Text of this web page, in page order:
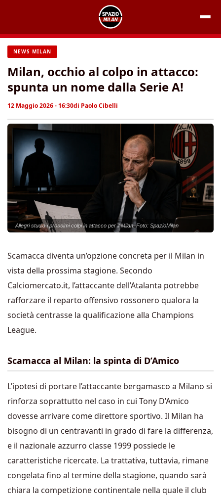
contenuto
NEWS MILAN
Milan, occhio al colpo in attacco:
spunta un nome dalla Serie A!
12 Maggio 2026 - 16:30di Paolo Cibelli
Allegri studia i prossimi colpi in attacco per il Milan. Foto: SpazioMilan
Scamacca diventa un’opzione concreta per il Milan in
vista della prossima stagione. Secondo
Calciomercato.it, l’attaccante dell’Atalanta potrebbe
rafforzare il reparto offensivo rossonero qualora la
società centrasse la qualificazione alla Champions
League.
Scamacca al Milan: la spinta di D’Amico
L’ipotesi di portare l’attaccante bergamasco a Milano si
rinforza soprattutto nel caso in cui Tony D’Amico
dovesse arrivare come direttore sportivo. Il Milan ha
bisogno di un centravanti in grado di fare la differenza,
e il nazionale azzurro classe 1999 possiede le
caratteristiche ricercate. La trattativa, tuttavia, rimane
congelata fino al termine della stagione, quando sarà
chiara la competizione continentale nella quale il club